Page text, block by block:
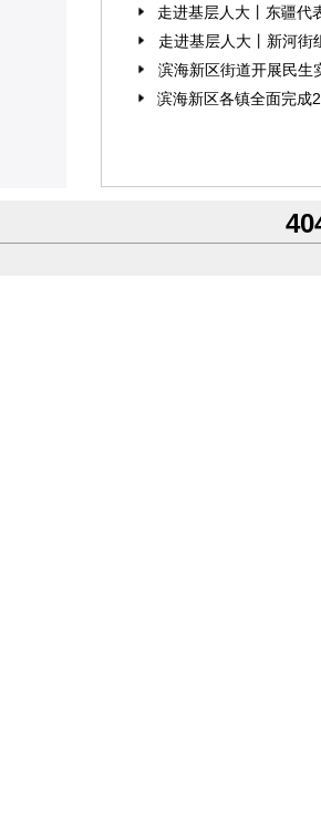
走进基层人大丨东疆代
走进基层人大丨新河街
滨海新区街道开展民生
滨海新区各镇全面完成